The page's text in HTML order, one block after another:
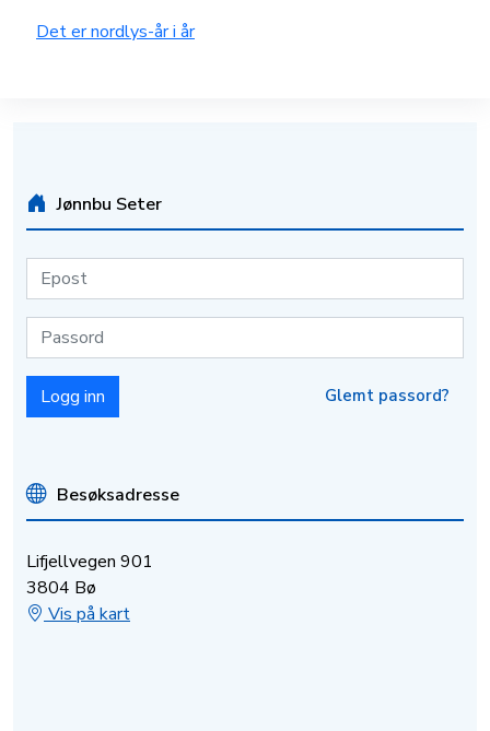
Det er nordlys-år i år
Jønnbu Seter
Glemt passord?
Besøksadresse
Lifjellvegen 901
3804 Bø
Vis på kart